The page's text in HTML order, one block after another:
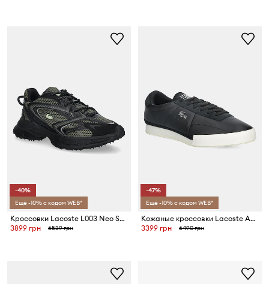
-40%
Ещё -10% с кодом WEB*
Кроссовки Lacoste L003 Neo Shot Sneakers
3899 грн
6539 грн
-47%
Ещё -10% с кодом WEB*
Кожаные кроссовки Lacoste AURA
3399 грн
6490 грн